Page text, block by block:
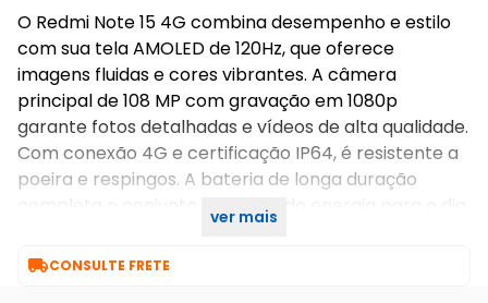
O Redmi Note 15 4G combina desempenho e estilo
com sua tela AMOLED de 120Hz, que oferece
imagens fluidas e cores vibrantes. A câmera
principal de 108 MP com gravação em 1080p
garante fotos detalhadas e vídeos de alta qualidade.
Com conexão 4G e certificação IP64, é resistente a
poeira e respingos. A bateria de longa duração
completa o conjunto, oferecendo energia para o dia
ver mais
CONSULTE FRETE